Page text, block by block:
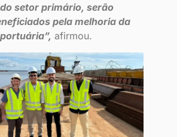
setor primário, serão
pela melhoria da
afirmou.